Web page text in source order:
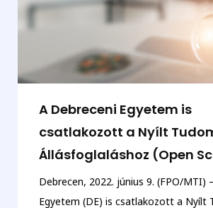
A Debreceni Egyetem is
csatlakozott a Nyílt
Állásfoglaláshoz (Open
Debrecen, 2022. június 9. (FPO/MTI)
Egyetem (DE) is csatlakozott a Nyílt